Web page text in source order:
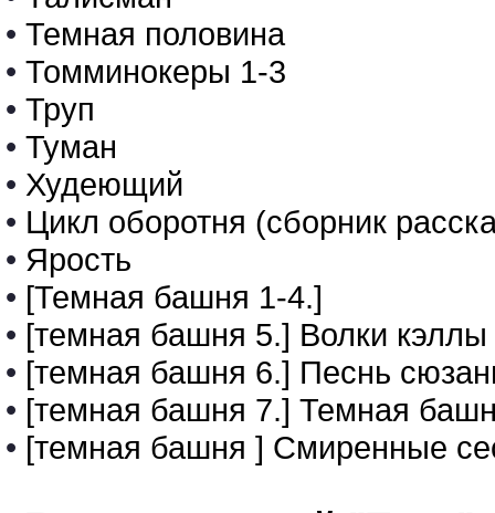
• Темная половина
• Томминокеры 1-3
• Труп
• Туман
• Худеющий
• Цикл оборотня (сборник
• Ярость
• [Темная башня 1-4.]
• [темная башня 5.] Волки кэллы
• [темная башня 6.] Песнь
• [темная башня 7.] Темная
• [темная башня ] Смиренные